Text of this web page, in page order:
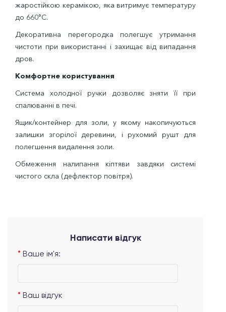
жаростійкою керамікою, яка витримує температуру
до 660°C.
Декоративна перегородка полегшує утримання
чистоти при використанні і захищає від випадання
дров.
Комфортне користування
Система холодної ручки дозволяє зняти її при
спалюванні в печі.
Ящик/контейнер для золи, у якому накопичуються
залишки згорілої деревини, і рухомий рушт для
полегшення видалення золи.
Обмеження налипання кіптяви завдяки системі
чистого скла (дефлектор повітря).
Написати відгук
Ваше ім'я:
Ваш відгук